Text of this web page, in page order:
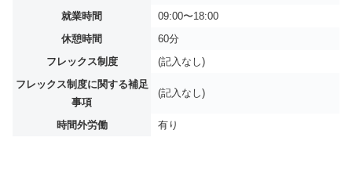
就業時間
09:00〜18:00
休憩時間
60分
フレックス制度
(記入なし)
フレックス制度に関する補足
事項
(記入なし)
時間外労働 有り